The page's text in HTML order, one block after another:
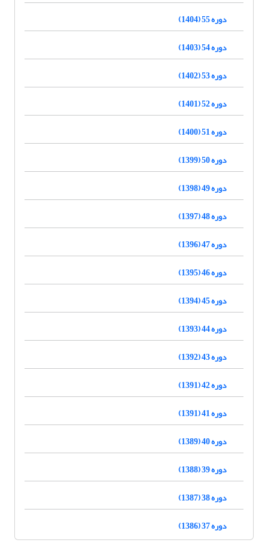
دوره 55 (1404)
دوره 54 (1403)
دوره 53 (1402)
دوره 52 (1401)
دوره 51 (1400)
دوره 50 (1399)
دوره 49 (1398)
دوره 48 (1397)
دوره 47 (1396)
دوره 46 (1395)
دوره 45 (1394)
دوره 44 (1393)
دوره 43 (1392)
دوره 42 (1391)
دوره 41 (1391)
دوره 40 (1389)
دوره 39 (1388)
دوره 38 (1387)
دوره 37 (1386)